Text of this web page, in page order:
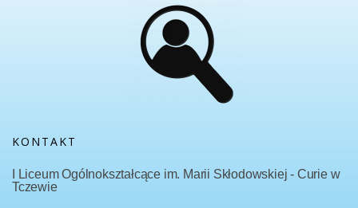
KONTAKT
I Liceum Ogólnokształcące im. Marii Skłodowskiej - Curie w
Tczewie